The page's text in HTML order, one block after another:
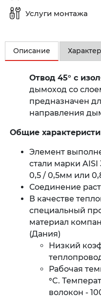
Услуги монтажа
Описание
Отвод 45° с
дымоход со
предназначен
направления
Общие
Элемент
стали марки
0,5 / 0,5мм или
Соединение
В качестве
специальный
материал
(Дания)
Низкий
Рабочая
°C.
волокон -